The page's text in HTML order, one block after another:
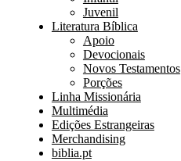
Juvenil
Literatura Bíblica
Apoio
Devocionais
Novos Testamentos
Porções
Linha Missionária
Multimédia
Edições Estrangeiras
Merchandising
biblia.pt